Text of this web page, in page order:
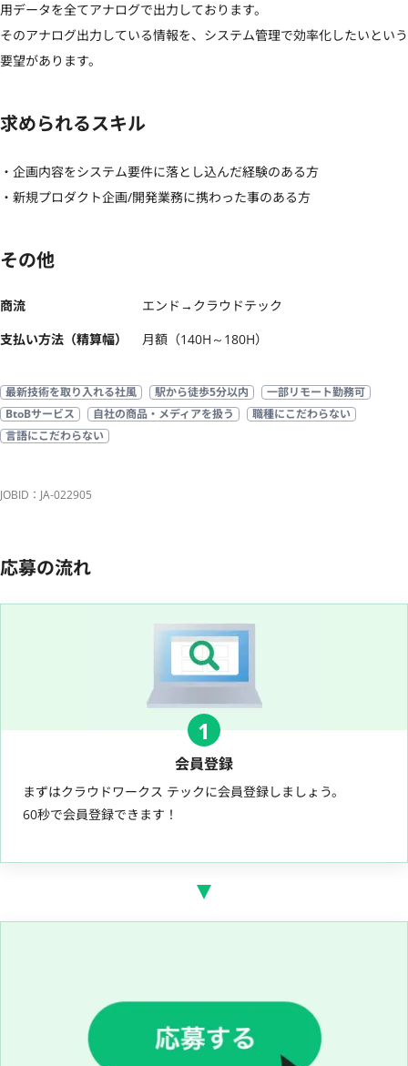
用データを全てアナログで出力しております。
そのアナログ出力している情報を、システム管理で効率化したいという
要望があります。
求められるスキル
・企画内容をシステム要件に落とし込んだ経験のある方
・新規プロダクト企画/開発業務に携わった事のある方
その他
商流
エンド→クラウドテック
支払い方法（精算幅）
月額（140H～180H）
最新技術を取り入れる社風 駅から徒歩5分以内
一部リモート勤務可
BtoBサービス
自社の商品・メディアを扱う
職種にこだわらない
言語にこだわらない
JOBID：JA-022905
応募の流れ
1
会員登録
まずはクラウドワークス テックに会員登録しましょう。
60秒で会員登録できます！